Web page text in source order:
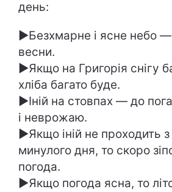
день:
►Безхмарне і ясне небо
весни.
►Якщо на Григорія снігу
хліба багато буде.
►Іній на стовпах — до
і неврожаю.
►Якщо іній не проходить
минулого дня, то скоро
погода.
►Якщо погода ясна, то